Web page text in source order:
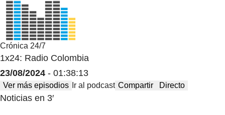
Crónica 24/7
1x24: Radio Colombia
23/08/2024 - 01:38:13
Ver más episodios Ir al podcast Compartir Directo
Noticias en 3′